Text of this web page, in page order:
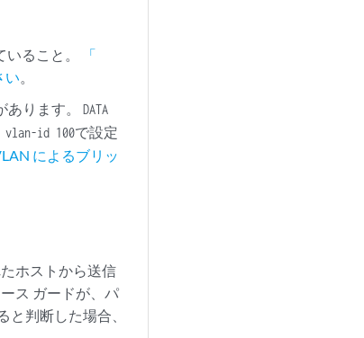
ること。
「
い。
あります。DATA
vlan-id 100で設定
によるブリッ
ホストから送信
ス ガードが、パ
判断した場合、